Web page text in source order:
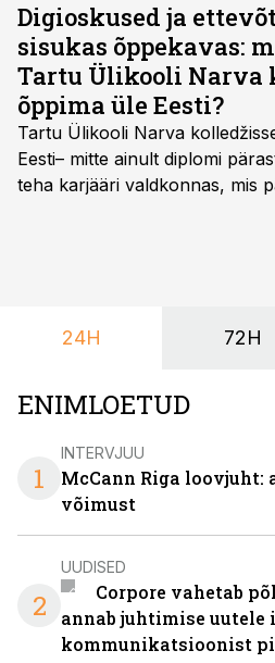
Digioskused ja
sisukas õppekavas:
Tartu Ülikooli Narva
õppima üle Eesti?
Tartu Ülikooli Narva
Eesti– mitte ainult diplomi
teha karjääri valdkonnas, mis
24H 72H
ENIMLOETUD
1
INTERVJUU
McCann Riga loovjuht:
võimust
2
UUDISED
Corpore vahetab
annab juhtimise uutele
kommunikatsioonist